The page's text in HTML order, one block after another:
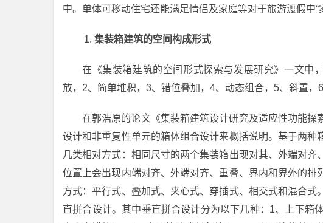
中。单体可移动住宅还能满足情侣及家庭等对于旅游渡假中“
集装箱建筑的空间构成形式
在《集装箱建筑的空间形式探索与发展研究》一文中
放，2、简单堆积，3、错位叠加，4、动态组合，5、斜置，6
在郭浩原的论文《集装箱建筑设计研究及适应性功能
设计和非重复性单元的箱体组合设计来概括说明。基于两
几类相对方式：相同尺寸的两个集装箱出现对其、外端对
位置上会出现内端对齐、外端对齐、重叠、界内和界外的
方式：平行式、叠加式、夹心式、穿插式、相交式和混合
直拼合设计。其中垂直拼合设计分为以下几种：1、上下箱